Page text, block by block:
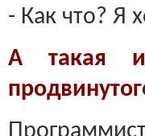
- Как что? Я
А такая